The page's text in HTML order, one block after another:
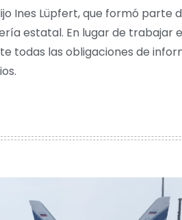
Ines Lüpfert, que formó
estatal. En lugar de trabajar
todas las obligaciones de